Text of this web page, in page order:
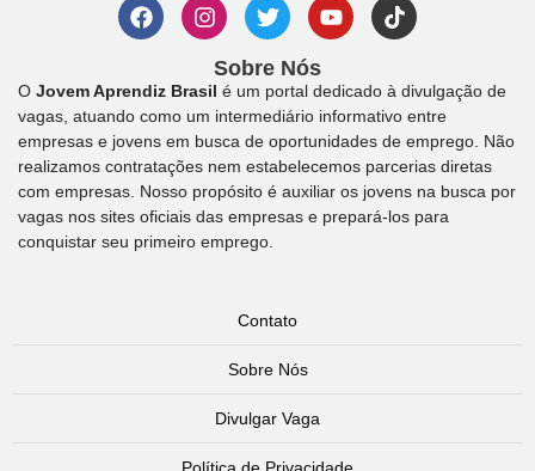
Sobre Nós
O Jovem Aprendiz Brasil é um portal dedicado à divulgação de
vagas, atuando como um intermediário informativo entre
empresas e jovens em busca de oportunidades de emprego. Não
realizamos contratações nem estabelecemos parcerias diretas
com empresas. Nosso propósito é auxiliar os jovens na busca por
vagas nos sites oficiais das empresas e prepará-los para
conquistar seu primeiro emprego.
Contato
Sobre Nós
Divulgar Vaga
Política de Privacidade